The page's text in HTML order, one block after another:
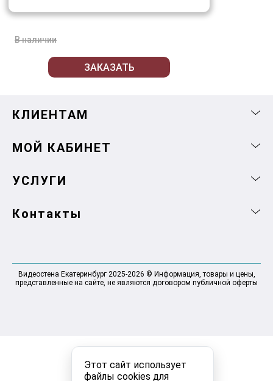
Этот сайт использует
файлы cookies для
В наличии
ЗАКАЗАТЬ
КЛИЕНТАМ
МОЙ КАБИНЕТ
УСЛУГИ
Контакты
Видеостена Екатеринбург 2025-2026 © Информация, товары и цены,
представленные на сайте, не являются договором публичной оферты